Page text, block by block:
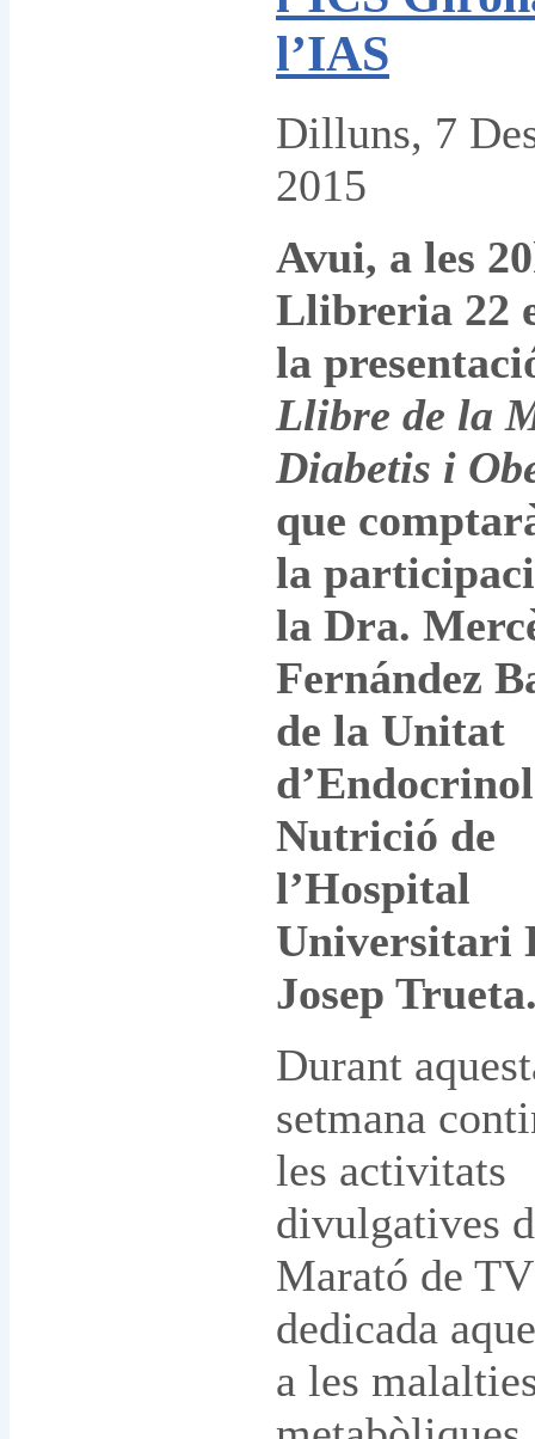
l’IAS
Dilluns, 7
2015
Avui, a les
Llibreria 22
la
Llibre de la
Diabetis i
que
la
la Dra.
Fernández
de la Unitat
Nutrició de
l’Hospital
Universitari
Josep
Durant
setmana
les activitats
divulgatives
Marató de
dedicada
a les